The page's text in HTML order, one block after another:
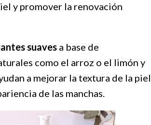
y promover la renovación
suaves a base de
como el arroz o el limón y
a mejorar la textura de la piel
de las manchas.